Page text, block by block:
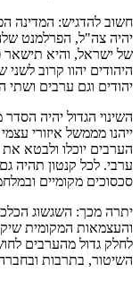
חשוב להדגיש: המדינה
יהיה צה"ל, הפרלמנט שלה
של ישראל, והיא תישאר
היהודים יהוו קרוב לשני
יהודים וגם ערבים ושתי
השינוי הגדול יהיה
ייהנו מממשל איזורי
הערבים יוכלו ולבטא
ערבי. לכל קנטון תהיה
סכסוכים מקומיים
יתרה מכך: השגשוג
והעצמאות המקומית
לחלק גדול מהערבים
השיטור, בתרבות